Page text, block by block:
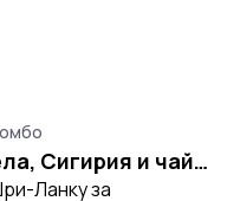
Бентота, Пиннавела, Сигирия и чай за 2 дня
Ланку за